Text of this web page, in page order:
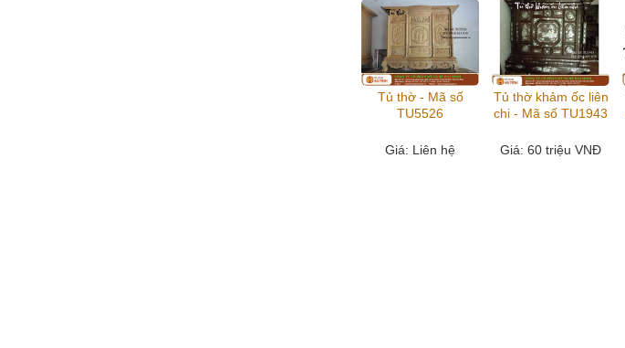
Tủ thờ - Mã số
TU5526
Giá: Liên hệ
Tủ thờ khảm ốc liên
chi - Mã số TU1943
Giá: 60 triệu VNĐ